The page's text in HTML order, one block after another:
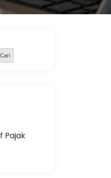
Cari
Pajak